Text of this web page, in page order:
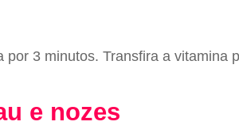
3 minutos. Transfira a
e nozes